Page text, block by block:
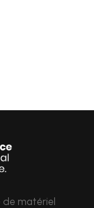
de matériel